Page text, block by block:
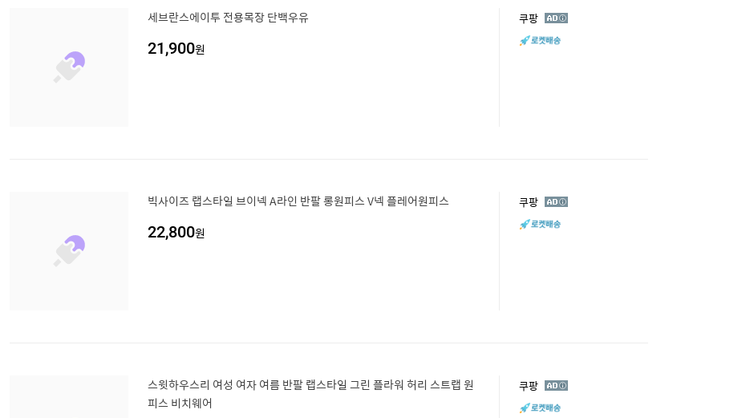
세브란스에이투 전용목장 단백우유
21,900원
쿠팡 광
고
빅사이즈 랩스타일 브이넥 A라인 반팔 롱원피스 V넥 플레어원피스
22,800원
쿠팡 광
고
스윗하우스리 여성 여자 여름 반팔 랩스타일 그린 플라워 허리 스트랩 원
피스 비치웨어
쿠팡 광
고